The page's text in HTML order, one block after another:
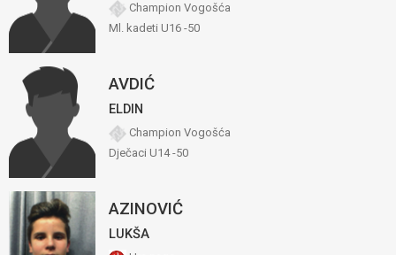
Champion Vogošća
Ml. kadeti U16 -50
AVDIĆ
ELDIN
Champion Vogošća
Dječaci U14 -50
AZINOVIĆ
LUKŠA